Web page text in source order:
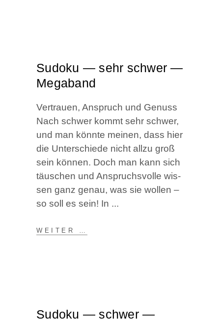
Sudo­ku — sehr schwer —
Megaband
Ver­trau­en, Anspruch und Genuss
Nach schwer kommt sehr schwer,
und man könn­te mei­nen, dass hier
die Unter­schie­de nicht all­zu groß
sein kön­nen. Doch man kann sich
täu­schen und Anspruchs­vol­le wis­
sen ganz genau, was sie wol­len –
so soll es sein! In
WEI­TER …
Sudo­ku — schwer —